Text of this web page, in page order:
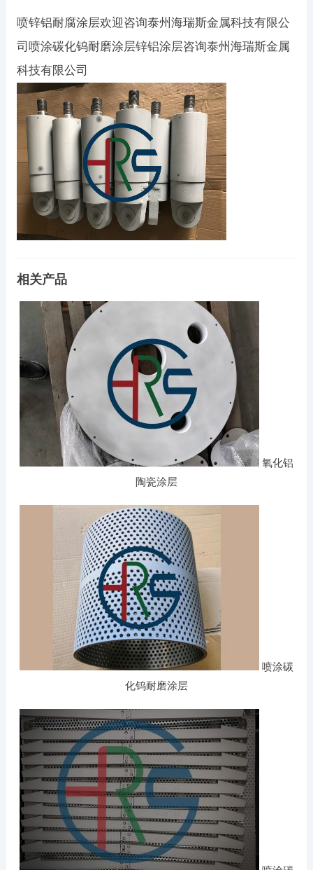
喷锌铝耐腐涂层欢迎咨询泰州海瑞斯金属科技有限公
司喷涂碳化钨耐磨涂层锌铝涂层咨询泰州海瑞斯金属
科技有限公司
相关产品
氧化铝
陶瓷涂层
喷涂碳
化钨耐磨涂层